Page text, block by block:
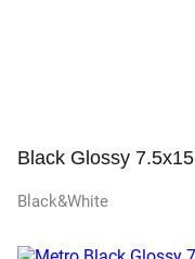
Black Glossy 7.5x15
Black&White